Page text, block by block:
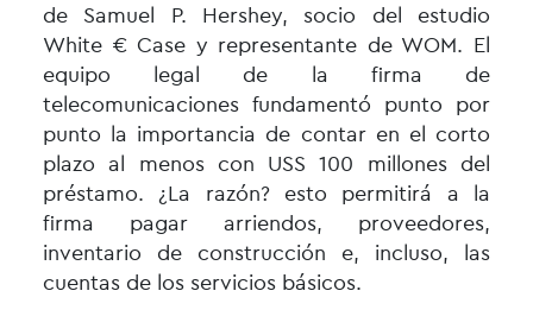
de Samuel P. Hershey, socio del estudio
White € Case y representante de WOM. El
equipo legal de la firma de
telecomunicaciones fundamentó punto por
punto la importancia de contar en el corto
plazo al menos con USS 100 millones del
préstamo. ¿La razón? esto permitirá a la
firma pagar arriendos, proveedores,
inventario de construcción e, incluso, las
cuentas de los servicios básicos.